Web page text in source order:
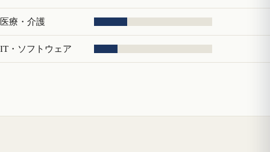
医療・介護
IT・ソフトウェア